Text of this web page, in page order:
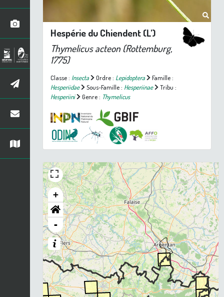
Hespérie du Chiendent (L')
Thymelicus acteon (Rottemburg,
1775)
Classe : Insecta Ordre : Lepidoptera
Famille :
Hesperiidae
Sous-Famille : Hesperiinae
Tribu :
Hesperiini
Genre : Thymelicus
+
-